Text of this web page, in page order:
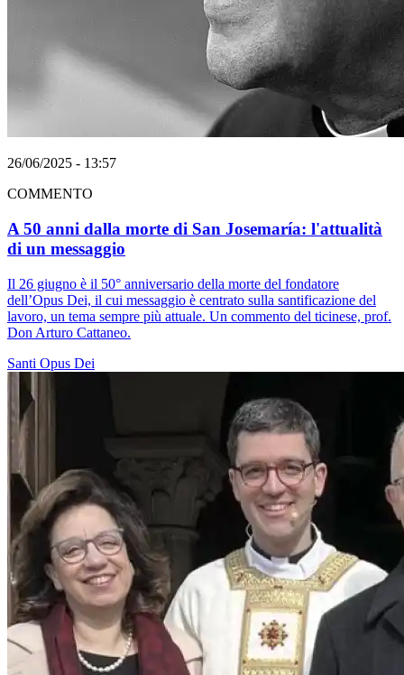
26/06/2025 - 13:57
COMMENTO
A 50 anni dalla morte di San Josemaría: l'attualità
di un messaggio
Il 26 giugno è il 50° anniversario della morte del fondatore
dell’Opus Dei, il cui messaggio è centrato sulla santificazione del
lavoro, un tema sempre più attuale. Un commento del ticinese, prof.
Don Arturo Cattaneo.
Santi Opus Dei